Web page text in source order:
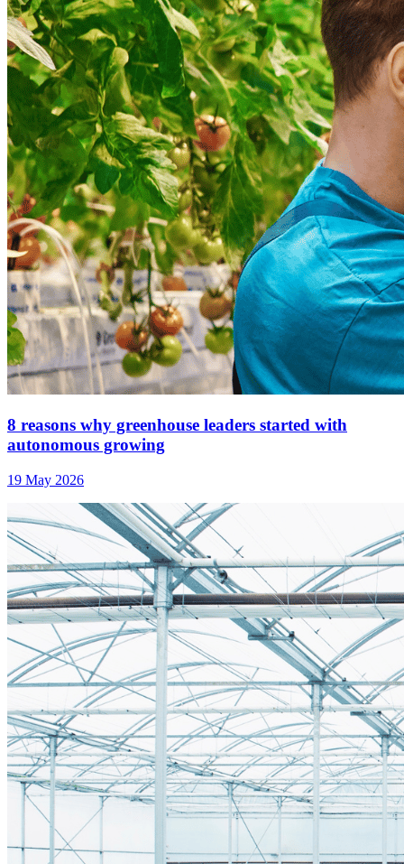
8 reasons why greenhouse leaders started with
autonomous growing
19 May 2026